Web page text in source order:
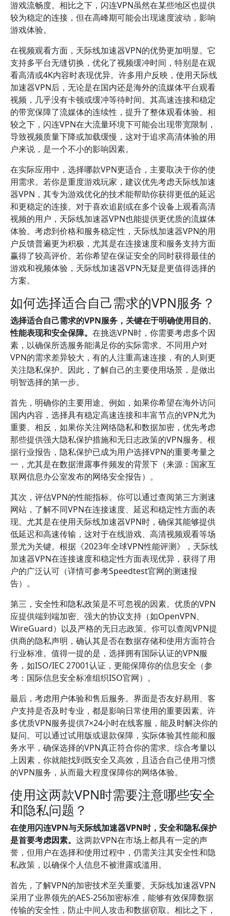
游戏流畅度。相比之下，闪连VPN虽然在某些地区也提供
较为稳定的连接，但在高峰期可能会出现速度波动，影响
游戏体验。
在视频观看方面，天际线加速器VPN的优势更加明显。它
支持多平台无缝切换，优化了视频缓冲时间，特别是在观
看高清或4K内容时表现优异。许多用户反映，使用天际线
加速器VPN后，无论是在国内还是海外的流媒体平台观看
视频，几乎没有卡顿或缓冲等待时间。其高速连接和稳定
的带宽保障了流媒体的连续性，提升了整体观看体验。相
较之下，闪连VPN在大流量环境下可能会出现带宽限制，
导致视频质量下降或加载缓慢，这对于追求高清体验的用
户来说，是一个不小的影响因素。
在实际应用中，选择哪款VPN更适合，主要取决于你的使
用需求。若你是重度游戏玩家，建议优先考虑天际线加速
器VPN，其专为游戏优化的技术能帮助你获得更低的延迟
和更稳定的连接。对于喜欢追剧或在多个设备上观看高清
视频的用户，天际线加速器VPN也能提供更优质的流媒体
体验。考虑到价格和服务稳定性，天际线加速器VPN的用
户反馈普遍更为积极，尤其是在连接速度和服务支持方面
赢得了较高评价。若你希望在保证安全的同时获得最佳的
游戏和视频体验，天际线加速器VPN无疑是更值得选择的
方案。
如何选择适合自己需求的VPN服务？
选择适合自己需求的VPN服务，关键在于明确使用目的、
性能表现和安全保障。 在挑选VPN时，你需要考虑多个因
素，以确保所选服务能满足你的实际需求。不同用户对
VPN的需求差异较大，有的人注重高速连接，有的人则更
关注隐私保护。因此，了解自己的主要使用场景，是做出
明智选择的第一步。
首先，明确你的主要用途。例如，如果你希望在海外访问
国内内容，选择具有稳定高速连接和丰富节点的VPN尤为
重要。相反，如果你关注网络隐私和数据加密，优先考虑
那些提供强大隐私保护措施和无日志政策的VPN服务。根
据行业报告，隐私保护已成为用户选择VPN的重要考量之
一，尤其是在数据泄露事件频发的背景下（来源：国家互
联网信息办公室发布的网络安全报告）。
其次，评估VPN的性能指标。你可以通过查阅第三方测速
网站，了解不同VPN在连接速度、延迟和稳定性方面的表
现。尤其是在使用天际线加速器VPN时，确保其能够提供
低延迟和高速传输，这对于在线游戏、高清视频观看等场
景尤为关键。根据《2023年全球VPN性能评测》，天际线
加速器VPN在连接速度和稳定性方面表现优异，获得了用
户的广泛认可（详情可参考Speedtest官网的测速报
告）。
第三，安全性和隐私政策是不可忽视的因素。优质的VPN
应提供端到端加密、强大的协议支持（如OpenVPN、
WireGuard）以及严格的无日志政策。你可以查阅VPN提
供商的隐私声明，确认其是否在数据存储和使用方面符合
行业标准。值得一提的是，选择拥有国际认证的VPN服
务，如ISO/IEC 27001认证，更能保障你的信息安全（参
考：国际信息安全标准组织ISO官网）。
最后，考虑用户体验和售后服务。界面是否友好易用、客
户支持是否及时专业，都是影响日常使用的重要因素。许
多优质VPN服务提供7×24小时在线客服，能及时解决你的
疑问。可以通过试用版或退款保障，实际体验其性能和服
务水平，确保选择的VPN真正符合你的需求。综合考量以
上因素，你就能找到既安全又高效，且适合自己使用习惯
的VPN服务，从而最大程度保障你的网络体验。
使用这两款VPN时需要注意哪些安全
和隐私问题？
在使用闪连VPN与天际线加速器VPN时，安全和隐私保护
是首要考虑因素。 这两款VPN在市场上都具有一定的声
誉，但用户在选择和使用过程中，仍需关注其安全性和隐
私政策，以确保个人信息不被泄露或滥用。
首先，了解VPN的加密技术至关重要。天际线加速器VPN
采用了业界领先的AES-256加密标准，能够有效保障数据
传输的安全性，防止中间人攻击和数据窃取。相比之下，